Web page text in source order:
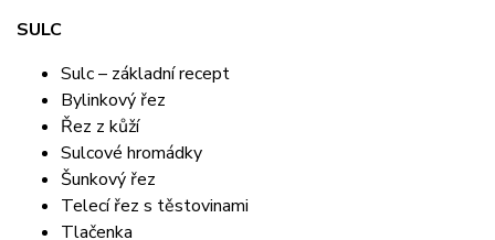
SULC
Sulc – základní recept
Bylinkový řez
Řez z kůží
Sulcové hromádky
Šunkový řez
Telecí řez s těstovinami
Tlačenka